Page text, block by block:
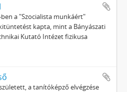
ben a "Szocialista munkáért"
kapta, mint a Bányászati
Kutató Intézet fizikusa
a tanítóképző elvégzése